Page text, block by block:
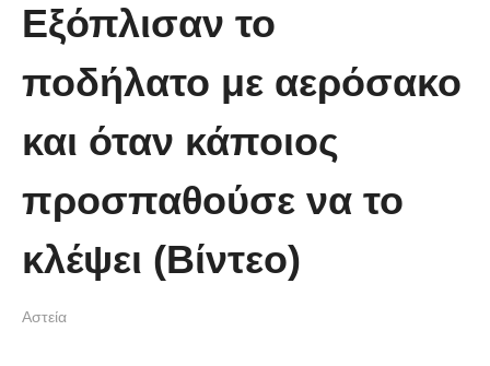
Απολαυστικοί Μέριλ Στριπ και Τομ
άλλον
Εξόπλισαν το
ποδήλατο με αερόσακο
και όταν κάποιος
προσπαθούσε να το
κλέψει (Βίντεο)
Αστεία